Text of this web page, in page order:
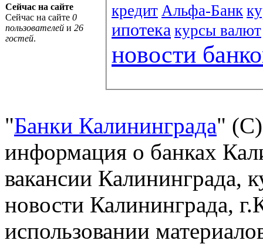
Сейчас на сайте
Сейчас на сайте 0
пользователей и 26
гостей.
кредит Альфа-Банк
ипотека курсы валют
новости
"Банки Калининграда"
информация о банках
вакансии Калининграда,
новости Калининграда,
использовании